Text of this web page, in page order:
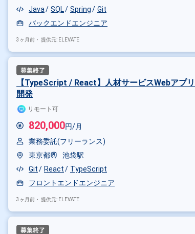
Java
SQL Spring
Git
バックエンドエンジニア
3ヶ月前・ 提供元: ELEVATE
【TypeScript / React】人材サービスWebアプリ
開発
リモート可
820,000円/月
業務委託(フリーランス)
東京都
池袋駅
Git
React
TypeScript
フロントエンドエンジニア
3ヶ月前・ 提供元: ELEVATE